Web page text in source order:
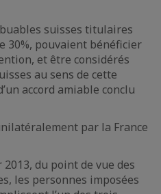
suisses titulaires
30%, pouvaient bénéficier
et être considérés
au sens de cette
accord amiable conclu
par la France
du point de vue des
les personnes imposées